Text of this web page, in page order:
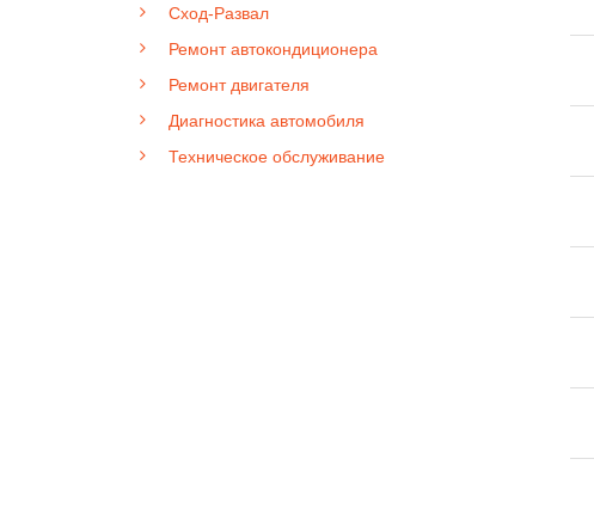
Сход-Развал
Ремонт автокондиционера
Ремонт двигателя
Диагностика автомобиля
Техническое обслуживание